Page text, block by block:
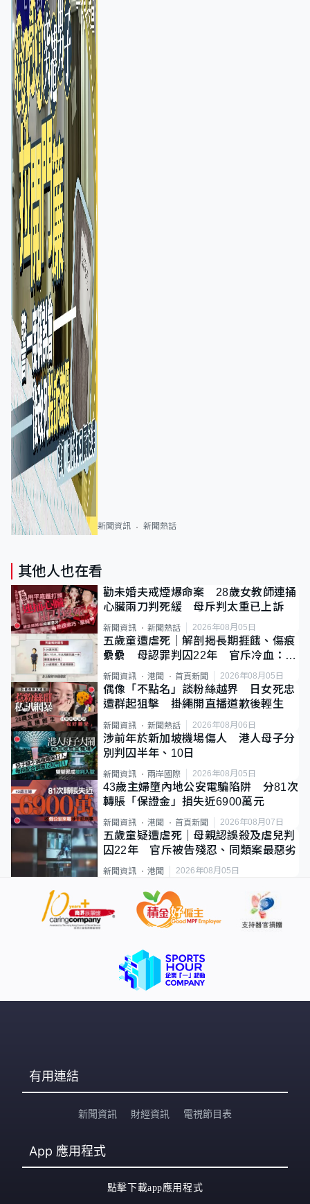
新聞資訊 新聞熱話
其他人也在看
勸未婚夫戒煙爆命案 28歲女教師連捅
心臟兩刀判死緩 母斥判太重已上訴
新聞資訊 新聞熱話 2026年08月05日
五歲童遭虐死｜解剖揭長期捱餓、傷痕
纍纍 母認罪判囚22年 官斥冷血：同
類案最惡劣
新聞資訊 港聞 首頁新聞 2026年08月05日
偶像「不點名」談粉絲越界 日女死忠
遭群起狙擊 掛繩開直播道歉後輕生
新聞資訊 新聞熱話 2026年08月06日
涉前年於新加坡機場傷人 港人母子分
別判囚半年、10日
新聞資訊 兩岸國際 2026年08月05日
43歲主婦墮內地公安電騙陷阱 分81次
轉賬「保證金」損失近6900萬元
新聞資訊 港聞 首頁新聞 2026年08月07日
五歲童疑遭虐死｜母親認誤殺及虐兒判
囚22年 官斥被告殘忍、同類案最惡劣
新聞資訊 港聞 2026年08月05日
有用連結
新聞資訊 財經資訊 電視節目表
App 應用程式
點擊下載app應用程式